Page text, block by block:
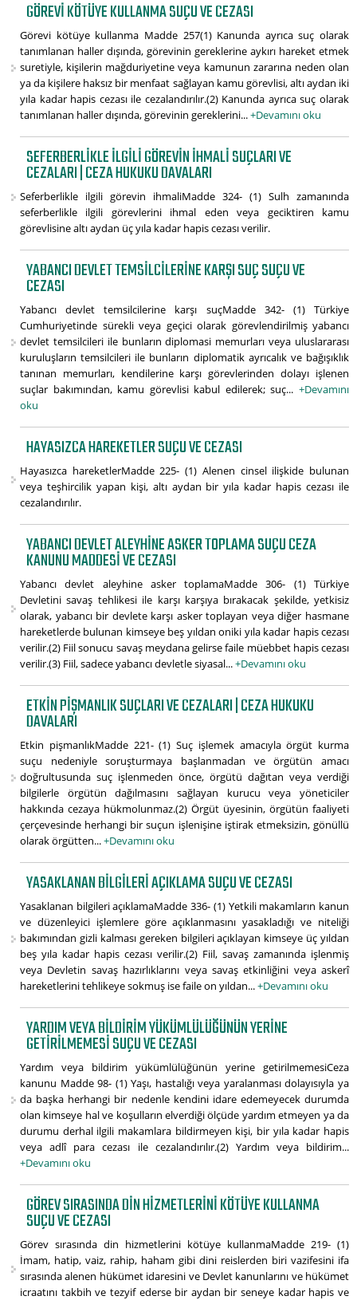
GÖREVI KÖTÜYE KULLANMA SUÇU VE CEZASI
Görevi kötüye kullanma Madde 257(1) Kanunda ayrıca suç olarak
tanımlanan haller dışında, görevinin gereklerine aykırı hareket etmek
suretiyle, kişilerin mağduriyetine veya kamunun zararına neden olan
ya da kişilere haksız bir menfaat sağlayan kamu görevlisi, altı aydan iki
yıla kadar hapis cezası ile cezalandırılır.(2) Kanunda ayrıca suç olarak
tanımlanan haller dışında, görevinin gereklerini...+Devamını oku
SEFERBERLIKLE ILGILI GÖREVIN IHMALI SUÇLARI VE
CEZALARI | CEZA HUKUKU DAVALARI
Seferberlikle ilgili görevin ihmaliMadde 324- (1) Sulh zamanında
seferberlikle ilgili görevlerini ihmal eden veya geciktiren kamu
görevlisine altı aydan üç yıla kadar hapis cezası verilir.
YABANCI DEVLET TEMSILCILERINE KARŞI SUÇ SUÇU VE
CEZASI
Yabancı devlet temsilcilerine karşı suçMadde 342- (1) Türkiye
Cumhuriyetinde sürekli veya geçici olarak görevlendirilmiş yabancı
devlet temsilcileri ile bunların diplomasi memurları veya uluslararası
kuruluşların temsilcileri ile bunların diplomatik ayrıcalık ve bağışıklık
tanınan memurları, kendilerine karşı görevlerinden dolayı işlenen
suçlar bakımından, kamu görevlisi kabul edilerek; suç... +Devamını
oku
HAYASIZCA HAREKETLER SUÇU VE CEZASI
Hayasızca hareketlerMadde 225- (1) Alenen cinsel ilişkide bulunan
veya teşhircilik yapan kişi, altı aydan bir yıla kadar hapis cezası ile
cezalandırılır.
YABANCI DEVLET ALEYHINE ASKER TOPLAMA SUÇU CEZA
KANUNU MADDESI VE CEZASI
Yabancı devlet aleyhine asker toplamaMadde 306- (1) Türkiye
Devletini savaş tehlikesi ile karşı karşıya bırakacak şekilde, yetkisiz
olarak, yabancı bir devlete karşı asker toplayan veya diğer hasmane
hareketlerde bulunan kimseye beş yıldan oniki yıla kadar hapis cezası
verilir.(2) Fiil sonucu savaş meydana gelirse faile müebbet hapis cezası
verilir.(3) Fiil, sadece yabancı devletle siyasal...+Devamını oku
ETKIN PIŞMANLIK SUÇLARI VE CEZALARI | CEZA HUKUKU
DAVALARI
Etkin pişmanlıkMadde 221- (1) Suç işlemek amacıyla örgüt kurma
suçu nedeniyle soruşturmaya başlanmadan ve örgütün amacı
doğrultusunda suç işlenmeden önce, örgütü dağıtan veya verdiği
bilgilerle örgütün dağılmasını sağlayan kurucu veya yöneticiler
hakkında cezaya hükmolunmaz.(2) Örgüt üyesinin, örgütün faaliyeti
çerçevesinde herhangi bir suçun işlenişine iştirak etmeksizin, gönüllü
olarak örgütten...+Devamını oku
YASAKLANAN BILGILERI AÇIKLAMA SUÇU VE CEZASI
Yasaklanan bilgileri açıklamaMadde 336- (1) Yetkili makamların kanun
ve düzenleyici işlemlere göre açıklanmasını yasakladığı ve niteliği
bakımından gizli kalması gereken bilgileri açıklayan kimseye üç yıldan
beş yıla kadar hapis cezası verilir.(2) Fiil, savaş zamanında işlenmiş
veya Devletin savaş hazırlıklarını veya savaş etkinliğini veya askerî
hareketlerini tehlikeye sokmuş ise faile on yıldan...+Devamını oku
YARDIM VEYA BILDIRIM YÜKÜMLÜLÜĞÜNÜN YERINE
GETIRILMEMESI SUÇU VE CEZASI
Yardım veya bildirim yükümlülüğünün yerine getirilmemesiCeza
kanunu Madde 98- (1) Yaşı, hastalığı veya yaralanması dolayısıyla ya
da başka herhangi bir nedenle kendini idare edemeyecek durumda
olan kimseye hal ve koşulların elverdiği ölçüde yardım etmeyen ya da
durumu derhal ilgili makamlara bildirmeyen kişi, bir yıla kadar hapis
veya adlî para cezası ile cezalandırılır.(2) Yardım veya bildirim...
+Devamını oku
GÖREV SIRASINDA DIN HIZMETLERINI KÖTÜYE KULLANMA
SUÇU VE CEZASI
Görev sırasında din hizmetlerini kötüye kullanmaMadde 219- (1)
İmam, hatip, vaiz, rahip, haham gibi dini reislerden biri vazifesini ifa
sırasında alenen hükümet idaresini ve Devlet kanunlarını ve hükümet
icraatını takbih ve tezyif ederse bir aydan bir seneye kadar hapis ve